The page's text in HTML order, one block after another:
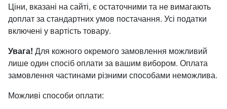
Ціни, вказані на сайті, є остаточними та не вимагають
доплат за стандартних умов постачання. Усі податки
включені у вартість товару.
Увага! Для кожного окремого замовлення можливий
лише один спосіб оплати за вашим вибором. Оплата
замовлення частинами різними способами неможлива.
Можливі способи оплати: